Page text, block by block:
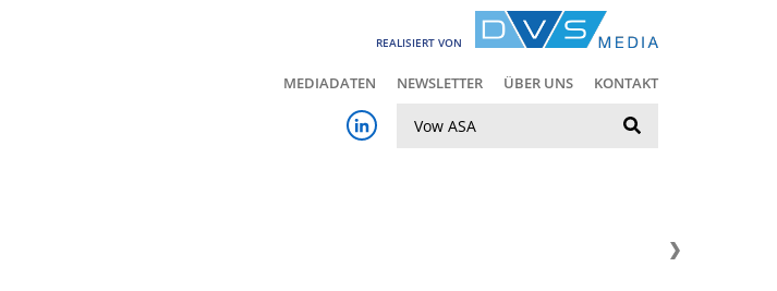
REALISIERT VON
MEDIADATEN NEWSLETTER ÜBER UNS KONTAKT